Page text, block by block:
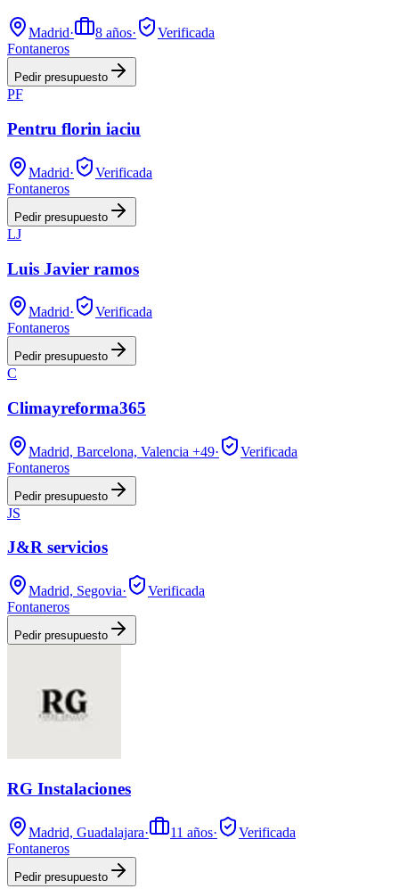
Madrid· 8 años·
Verificada
Fontaneros
Pedir presupuesto
PF
Pentru florin iaciu
Madrid·
Verificada
Fontaneros
Pedir presupuesto
LJ
Luis Javier ramos
Madrid·
Verificada
Fontaneros
Pedir presupuesto
C
Climayreforma365
Madrid, Barcelona, Valencia +49·
Verificada
Fontaneros
Pedir presupuesto
JS
J&R servicios
Madrid, Segovia·
Verificada
Fontaneros
Pedir presupuesto
RG Instalaciones
Madrid, Guadalajara· 11 años·
Verificada
Fontaneros
Pedir presupuesto